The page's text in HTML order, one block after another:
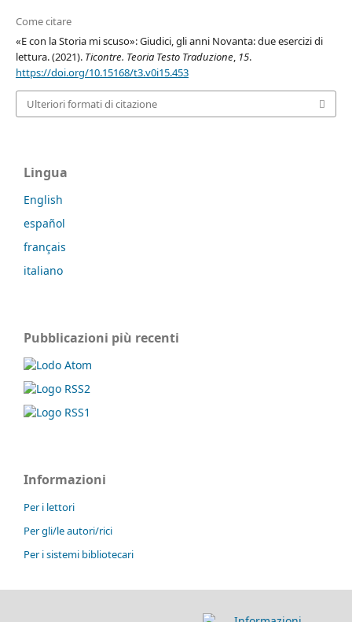
Come citare
«E con la Storia mi scuso»: Giudici, gli anni Novanta: due esercizi di
lettura. (2021). Ticontre. Teoria Testo Traduzione, 15.
https://doi.org/10.15168/t3.v0i15.453
Ulteriori formati di citazione
Lingua
English
español
français
italiano
Pubblicazioni più recenti
Informazioni
Per i lettori
Per gli/le autori/rici
Per i sistemi bibliotecari